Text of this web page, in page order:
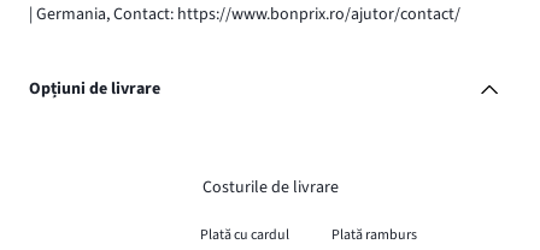
| Germania, Contact: https://www.bonprix.ro/ajutor/contact/
Opțiuni de livrare
Costurile de livrare
Plată cu cardul
Plată ramburs